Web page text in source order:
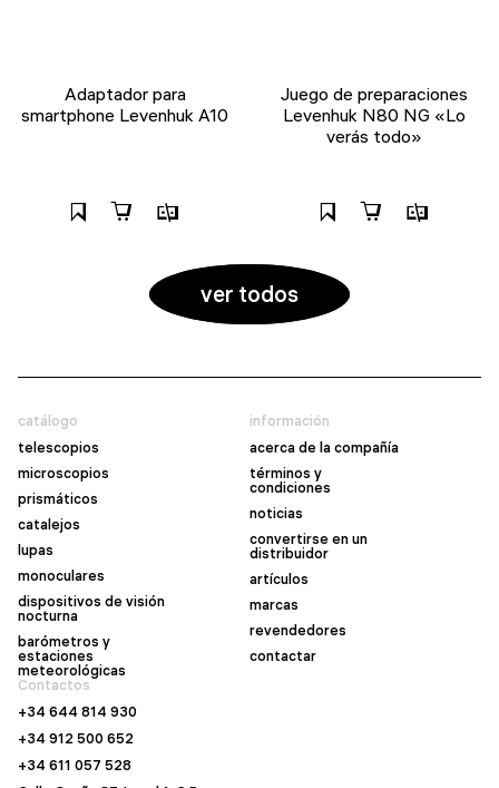
Adaptador para
smartphone Levenhuk A10
Juego de preparaciones
Levenhuk N80 NG «Lo
verás todo»
ver todos
catálogo
telescopios
microscopios
prismáticos
catalejos
lupas
monoculares
dispositivos de visión
nocturna
barómetros y
estaciones
meteorológicas
información
acerca de la compañía
términos y
condiciones
noticias
convertirse en un
distribuidor
artículos
marcas
revendedores
contactar
Contactos
+34 644 814 930
+34 912 500 652
+34 611 057 528